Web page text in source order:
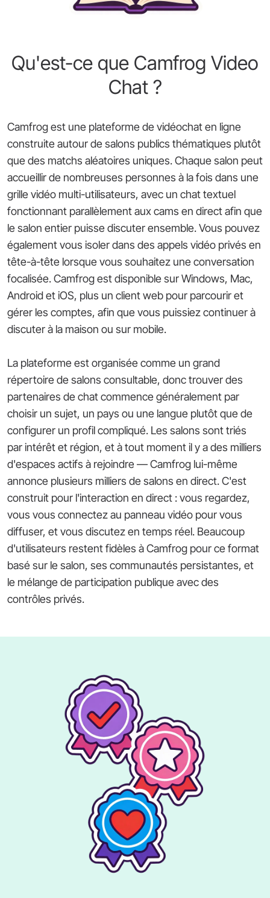
Qu'est-ce que Camfrog Video
Chat ?
Camfrog est une plateforme de vidéochat en ligne
construite autour de salons publics thématiques plutôt
que des matchs aléatoires uniques. Chaque salon peut
accueillir de nombreuses personnes à la fois dans une
grille vidéo multi-utilisateurs, avec un chat textuel
fonctionnant parallèlement aux cams en direct afin que
le salon entier puisse discuter ensemble. Vous pouvez
également vous isoler dans des appels vidéo privés en
tête-à-tête lorsque vous souhaitez une conversation
focalisée. Camfrog est disponible sur Windows, Mac,
Android et iOS, plus un client web pour parcourir et
gérer les comptes, afin que vous puissiez continuer à
discuter à la maison ou sur mobile.
La plateforme est organisée comme un grand
répertoire de salons consultable, donc trouver des
partenaires de chat commence généralement par
choisir un sujet, un pays ou une langue plutôt que de
configurer un profil compliqué. Les salons sont triés
par intérêt et région, et à tout moment il y a des milliers
d'espaces actifs à rejoindre — Camfrog lui-même
annonce plusieurs milliers de salons en direct. C'est
construit pour l'interaction en direct : vous regardez,
vous vous connectez au panneau vidéo pour vous
diffuser, et vous discutez en temps réel. Beaucoup
d'utilisateurs restent fidèles à Camfrog pour ce format
basé sur le salon, ses communautés persistantes, et
le mélange de participation publique avec des
contrôles privés.